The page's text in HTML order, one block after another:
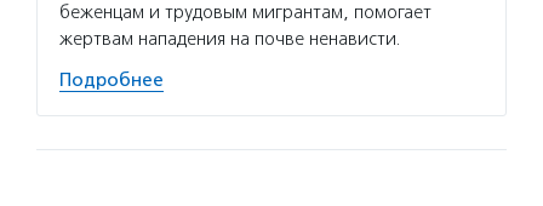
беженцам и трудовым мигрантам, помогает
жертвам нападения на почве ненависти.
Подробнее